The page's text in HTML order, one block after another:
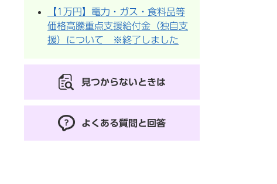
【1万円】電力・ガス・食料品等
価格高騰重点支援給付金（独自支
援）について ※終了しました
見つからないときは
よくある質問と回答